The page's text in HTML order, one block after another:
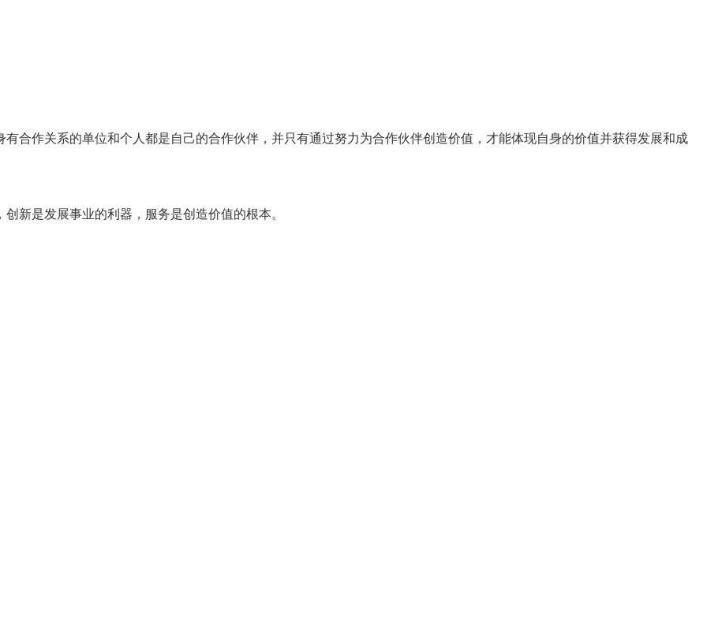
合作关系的单位和个人都是自己的合作伙伴，并只有通过努力为合作伙伴创造价值，才能体现自身的价值并获得发展和成
新是发展事业的利器，服务是创造价值的根本。